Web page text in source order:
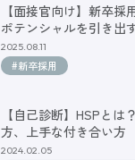
【面接官向け】新卒採
ポテンシャルを引き出
2025.08.11
#新卒採用
【自己診断】HSPとは
方、上手な付き合い方
2024.02.05